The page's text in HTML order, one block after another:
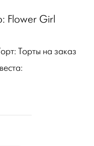
Flower Girl
Торты на заказ